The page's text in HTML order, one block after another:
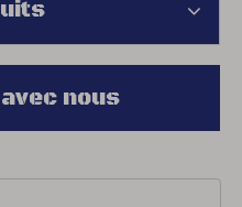
nous